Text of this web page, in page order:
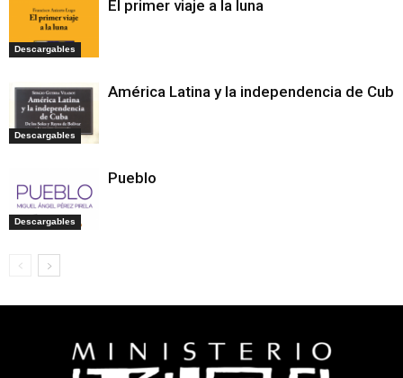
Descargables
El primer viaje a la luna
Descargables
América Latina y la independencia de Cuba
Descargables
Pueblo